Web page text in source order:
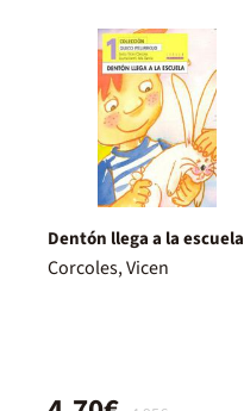
Dentón llega a la escuela
Corcoles, Vicen